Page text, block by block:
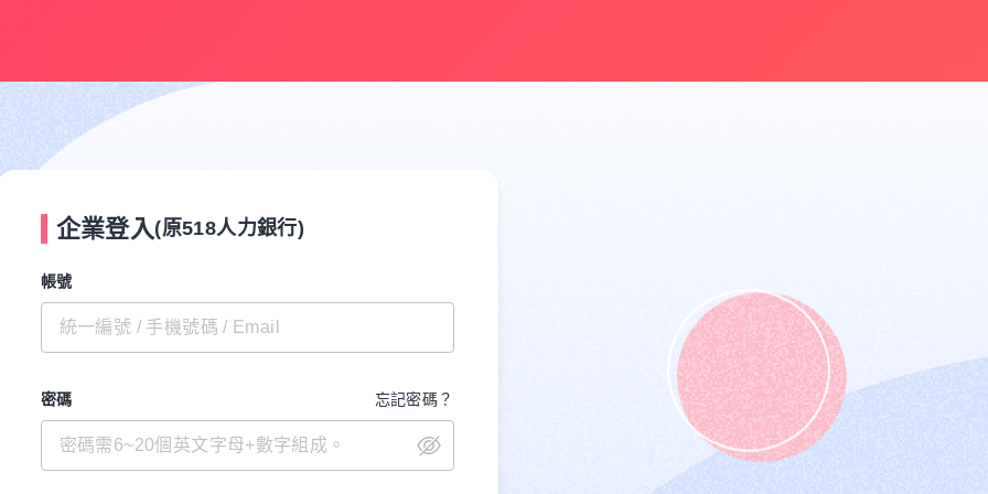
企業登入(原518人力銀行)
帳號
密碼 忘記密碼？